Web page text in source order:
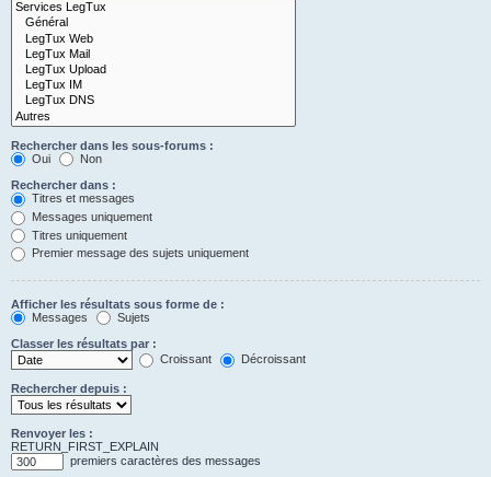
Rechercher dans les sous-forums :
Oui
Non
Rechercher dans :
Titres et messages
Messages uniquement
Titres uniquement
Premier message des sujets uniquement
Afficher les résultats sous forme de :
Messages
Sujets
Classer les résultats par :
Croissant
Décroissant
Rechercher depuis :
Renvoyer les :
RETURN_FIRST_EXPLAIN
premiers caractères des messages